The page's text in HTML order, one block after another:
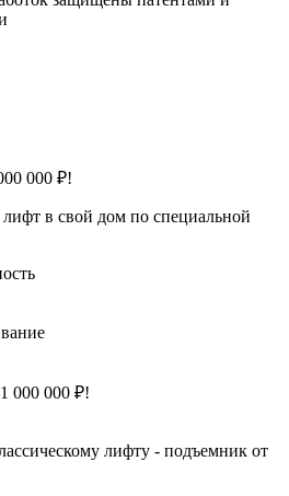
000 ₽!
в свой дом по специальной
лифту - подъемник от